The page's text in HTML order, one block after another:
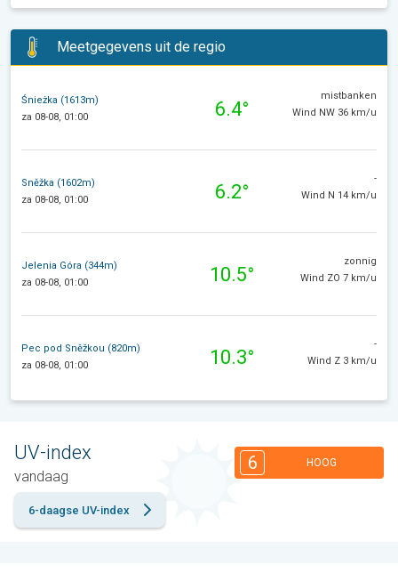
Meetgegevens uit de regio
Śnieżka (1613m)
za 08-08, 01:00
6.4°
mistbanken
Wind NW 36 km/u
Sněžka (1602m)
za 08-08, 01:00
6.2°
-
Wind N 14 km/u
Jelenia Góra (344m)
za 08-08, 01:00
10.5°
zonnig
Wind ZO 7 km/u
Pec pod Sněžkou (820m)
za 08-08, 01:00
10.3°
-
Wind Z 3 km/u
UV-index
vandaag
6 HOOG
6-daagse UV-index